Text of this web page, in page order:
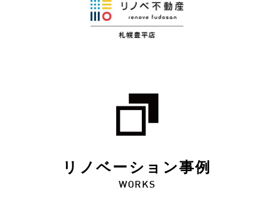
リノベーション事例
WORKS